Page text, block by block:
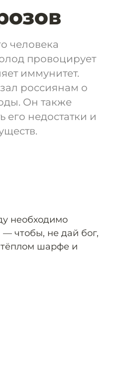
человека
провоцирует
иммунитет.
россиянам о
Он также
недостатки и
необходимо
— чтобы, не дай бог,
тёплом шарфе и